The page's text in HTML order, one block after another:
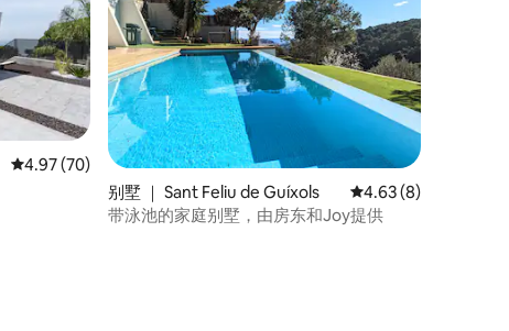
平均评分 4.97 分（满分 5 分），共 70 条评价
4.97 (70)
别墅 ｜ Sant Feliu de Guíxols 平均评分 4.63 分（
4.63 (8)
带泳池的家庭别墅，由房东和Joy提供